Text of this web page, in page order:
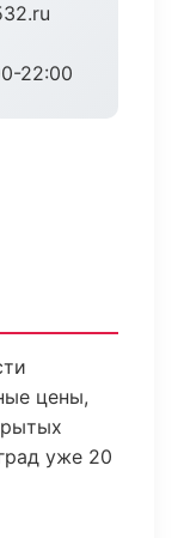
22:00
цены,
уже 20